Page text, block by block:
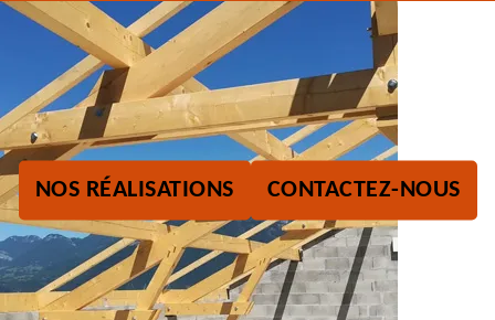
NOS RÉALISATIONS CONTACTEZ-NOUS